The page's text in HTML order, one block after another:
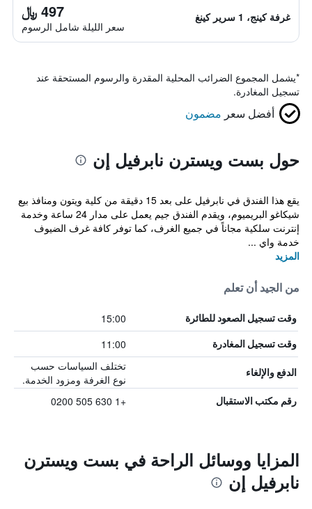
غرفة كينج، 1 سرير كينغ 497 ﷼
سعر الليلة شامل الرسوم
*يشمل المجموع الضرائب المحلية المقدرة والرسوم المستحقة عند
تسجيل المغادرة.
أفضل سعر مضمون
حول بست ويسترن نابرفيل إن
يقع هذا الفندق في نابرفيل على بعد 15 دقيقة من كلية ويتون ومنافذ بيع
شيكاغو البريميوم، ويقدم الفندق جيم يعمل على مدار 24 ساعة وخدمة
إنترنت سلكية مجاناً في جميع الغرف، كما توفر كافة غرف الضيوف
خدمة واي ...
المزيد
من الجيد أن تعلم
وقت تسجيل الصعود للطائرة 15:00
وقت تسجيل المغادرة 11:00
الدفع والإلغاء
تختلف السياسات حسب
نوع الغرفة ومزود الخدمة.
رقم مكتب الاستقبال +1 630 505 0200
المزايا ووسائل الراحة في بست ويسترن
نابرفيل إن